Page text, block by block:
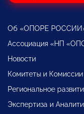
Об «ОПОРЕ
Ассоциация «НП
Новости
Комитеты и Комиссии
Региональное
Экспертиза и